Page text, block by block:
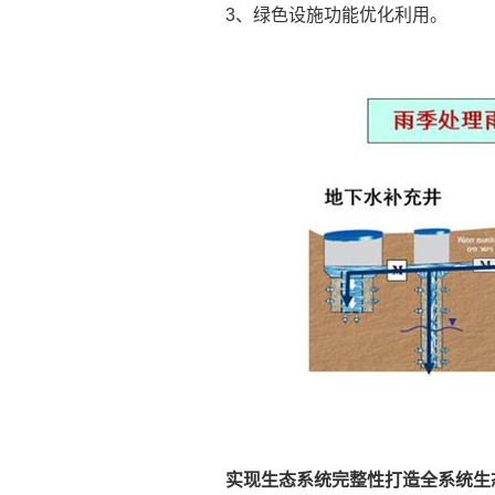
3、绿色设施功能优化利用。
实现生态系统完整性打造全系统生